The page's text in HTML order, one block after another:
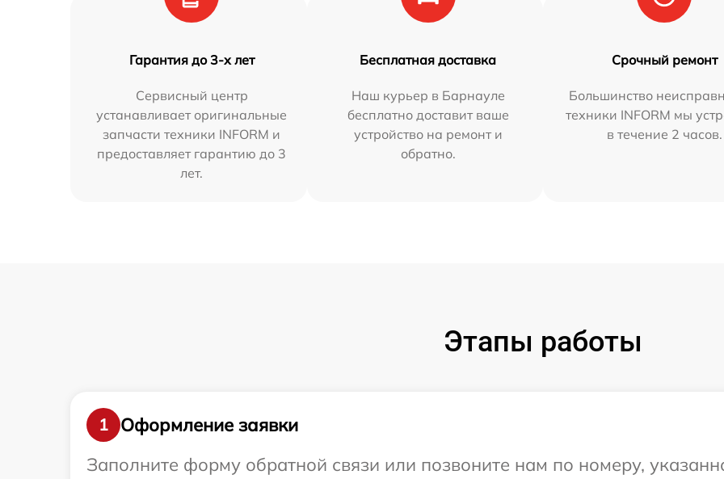
Гарантия до 3-х лет
Сервисный центр
устанавливает оригинальные
запчасти техники INFORM и
предоставляет гарантию до 3
лет.
Бесплатная доставка
Наш курьер в Барнауле
бесплатно доставит ваше
устройство на ремонт и
обратно.
Срочный ремонт
Большинство
техники INFORM мы
в течение 2 часов.
Этапы работы
1
Оформление заявки
Заполните форму обратной связи или позвоните нам по номеру,